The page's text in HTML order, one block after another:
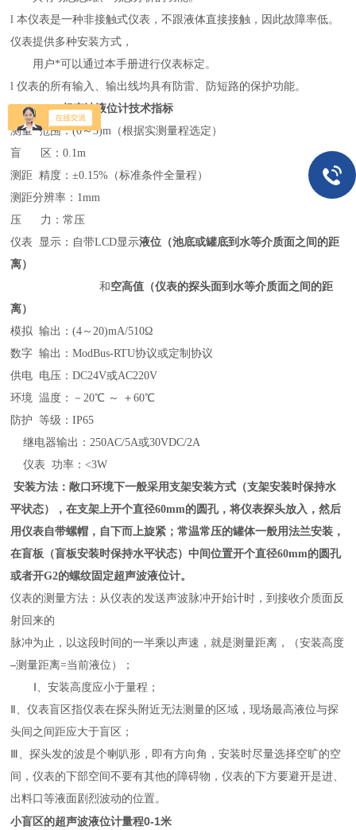
l本仪表是一种非接触式仪表，不跟液体直接接触，因此故障率低。
仪表提供多种安装方式，
用户*可以通过本手册进行仪表标定。
l仪表的所有输入、输出线均具有防雷、防短路的保护功能。
YW-10AM超声波液位计技术指标
测量 范围：(0～3)m（根据实测量程选定）
盲
区：0.1m
测距
精度：±0.15%（标准条件全量程）
测距分辨率： 1mm
压
力：常压
仪表
显示：自带LCD显示液位（池底或罐底到水等介质面之间的距
离）
和 空高值（仪表的探头面到水等介质面之间的距
离）
模拟 输出：(4～20)mA/510Ω
数字 输出：ModBus-RTU协议或定制协议
供电 电压：DC24V或AC220V
环境 温度： －20℃ ～ ＋60℃
防护
等级：IP65
继电器输出：250AC/5A或30VDC/2A
仪表
功率：<3W
安装方法：敞口环境下一般采用支架安装方式（支架安装时保持水
平状态），在支架上开个直径60mm的圆孔，将仪表探头放入，然后
用仪表自带螺帽，自下而上旋紧；常温常压的罐体一般用法兰安装，
在盲板（盲板安装时保持水平状态）中间位置开个直径60mm的圆孔
或者开G2的螺纹固定超声波液位计。
仪表的测量方法：从仪表的发送声波脉冲开始计时，到接收介质面反
射回来的
脉冲为止，以这段时间的一半乘以声速，就是测量距离，（安装高度
–测量距离=当前液位）；
Ⅰ、安装高度应小于量程；
Ⅱ、仪表盲区指仪表在探头附近无法测量的区域，现场最高液位与探
头间之间距应大于盲区；
Ⅲ、探头发的波是个喇叭形，即有方向角，安装时尽量选择空旷的空
间，仪表的下部空间不要有其他的障碍物，仪表的下方要避开是进、
出料口等液面剧烈波动的位置。
小盲区的超声波液位计量程0-1米